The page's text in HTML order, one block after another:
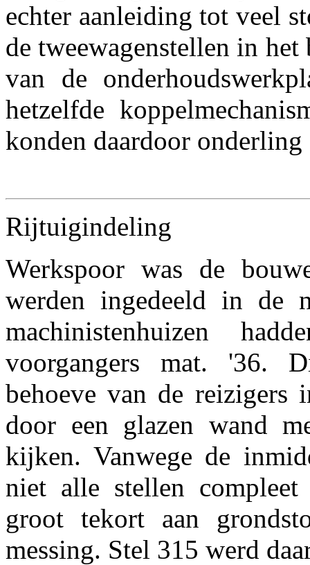
echter aanleiding tot veel
de tweewagenstellen in
van de
hetzelfde
konden daardoor
Rijtuigindeling
Werkspoor was de
werden ingedeeld in de
machinistenhuizen
voorgangers mat. '36.
behoeve van de
door een glazen wand
kijken. Vanwege de
niet alle stellen
groot tekort aan
messing. Stel 315 werd